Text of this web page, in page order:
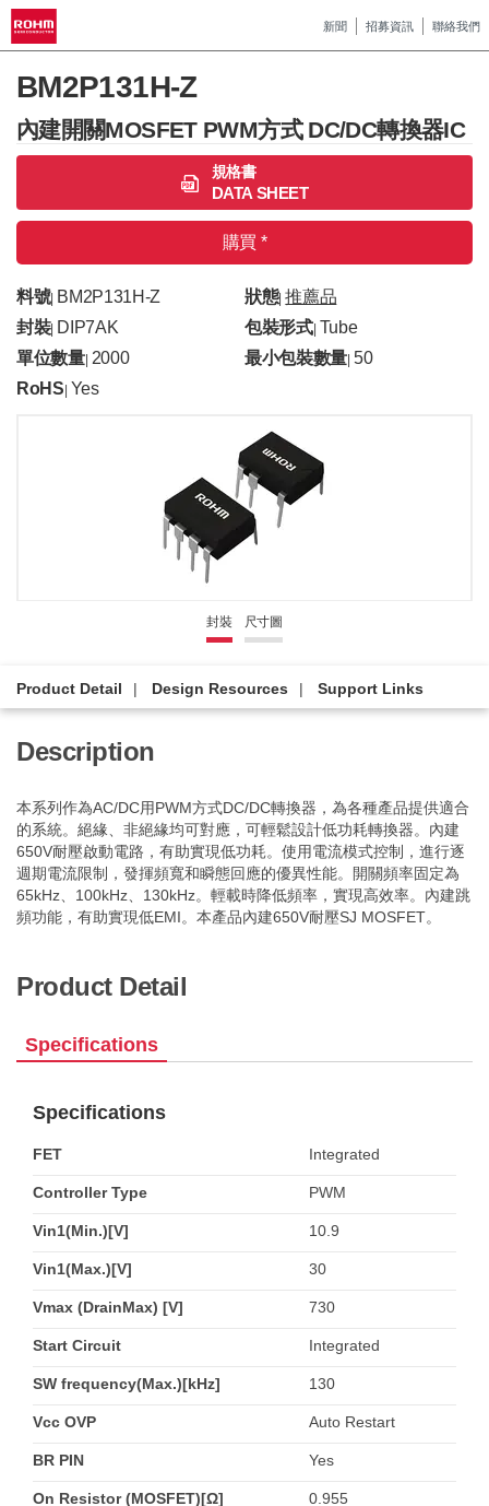
新聞 招募資訊 聯絡我們
BM2P131H-Z
內建開關MOSFET PWM方式 DC/DC轉換器IC
規格書
DATA SHEET
購買 *
料號| BM2P131H-Z 狀態|推薦品
封裝| DIP7AK 包裝形式| Tube
單位數量| 2000 最小包裝數量 |50
RoHS Yes
封裝 尺寸圖
Product Detail Design Resources Support Links
Description
本系列作為AC/DC用PWM方式DC/DC轉換器，為各種產品提供適合
的系統。絕緣、非絕緣均可對應，可輕鬆設計低功耗轉換器。內建
650V耐壓啟動電路，有助實現低功耗。使用電流模式控制，進行逐
週期電流限制，發揮頻寬和瞬態回應的優異性能。開關頻率固定為
65kHz、100kHz、130kHz。輕載時降低頻率，實現高效率。內建跳
頻功能，有助實現低EMI。本產品內建650V耐壓SJ MOSFET。
Product Detail
Specifications
Specifications
FET Integrated
Controller Type PWM
Vin1(Min.)[V] 10.9
Vin1(Max.)[V] 30
Vmax (DrainMax) [V] 730
Start Circuit Integrated
SW frequency(Max.)[kHz] 130
Vcc OVP Auto Restart
BR PIN Yes
On Resistor (MOSFET)[Ω] 0.955